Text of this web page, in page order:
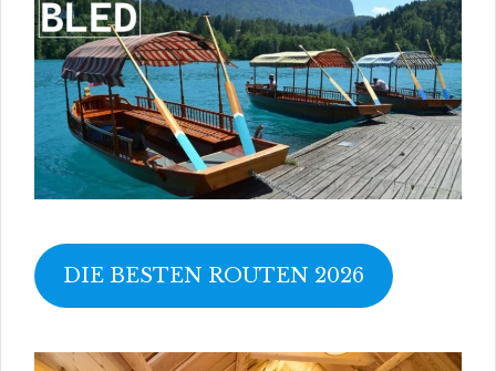
DIE BESTEN ROUTEN 2026